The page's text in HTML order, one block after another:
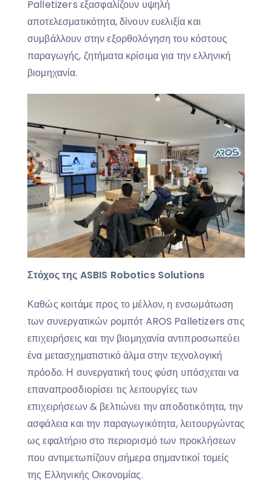
Palletizers εξασφαλίζουν υψηλή
αποτελεσματικότητα, δίνουν ευελιξία και
συμβάλλουν στην εξορθολόγηση του κόστους
παραγωγής, ζητήματα κρίσιμα για την ελληνική
βιομηχανία.
Στόχος της ASBIS Robotics Solutions
Καθώς κοιτάμε προς το μέλλον, η ενσωμάτωση
των συνεργατικών ρομπότ AROS Palletizers στις
επιχειρήσεις και την βιομηχανία αντιπροσωπεύει
ένα μετασχηματιστικό άλμα στην τεχνολογική
πρόοδο. Η συνεργατική τους φύση υπόσχεται να
επαναπροσδιορίσει τις λειτουργίες των
επιχειρήσεων & βελτιώνει την αποδοτικότητα, την
ασφάλεια και την παραγωγικότητα, λειτουργώντας
ως εφαλτήριο στο περιορισμό των προκλήσεων
που αντιμετωπίζουν σήμερα σημαντικοί τομείς
της Ελληνικής Οικονομίας.